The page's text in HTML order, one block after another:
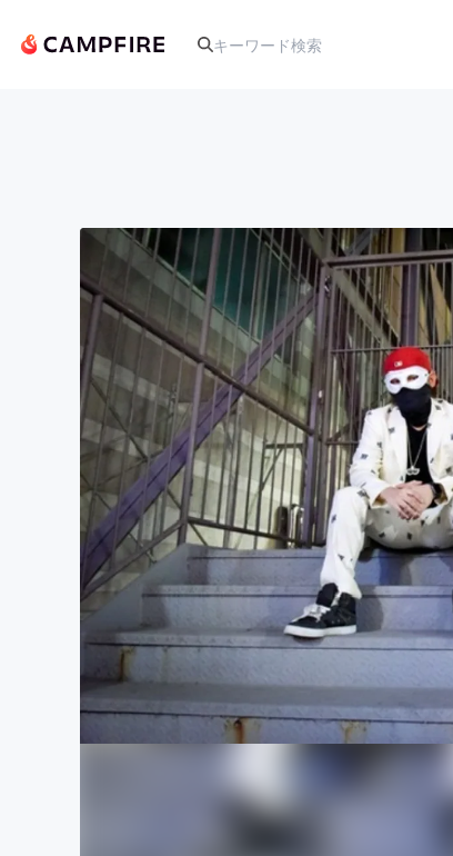
アート・写真
テクノロジー・ガジェット
映像・映画
ビジネス・起業
まちづくり・地域活性化